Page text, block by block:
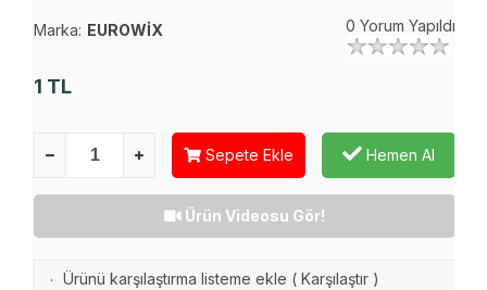
Marka: EUROWİX 0 Yorum Yapıldı
1 TL
Sepete Ekle Hemen Al
Ürün Videosu Gör!
· Ürünü karşılaştırma listeme ekle ( Karşılaştır )